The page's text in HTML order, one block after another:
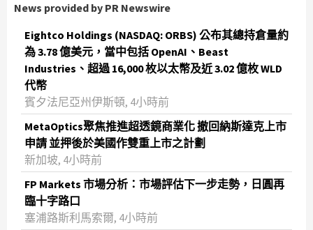
News provided by PR Newswire
Eightco Holdings (NASDAQ: ORBS) 公布其總持倉量約
為 3.78 億美元，當中包括 OpenAI、Beast
Industries、超過 16,000 枚以太幣及近 3.02 億枚 WLD
代幣
賓夕法尼亞州伊斯頓, 4小時前
MetaOptics聚焦推進超透鏡商業化 撤回納斯達克上市
申請 並押後於美國作雙重上市之計劃
新加坡, 4小時前
FP Markets 市場分析：市場評估下一步走勢，日圓再
臨十字路口
塞浦路斯利馬索爾, 4小時前